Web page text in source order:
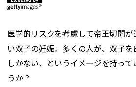
医学的リスクを考慮して帝王切開
い双子の妊娠。多くの人が、双子
しかない、というイメージを持っ
うか？